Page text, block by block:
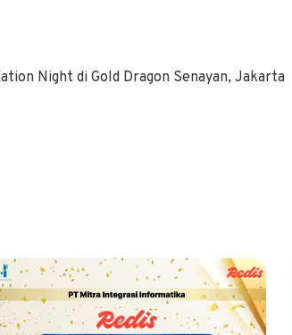
Night di Gold Dragon Senayan, Jakarta